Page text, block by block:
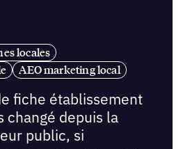
locales
AEO marketing local
fiche établissement
changé depuis la
public, si